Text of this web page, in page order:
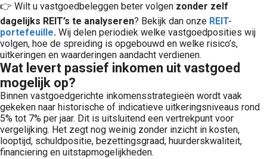
👉 Wilt u vastgoedbeleggen beter volgen zonder zelf
dagelijks REIT’s te analyseren? Bekijk dan onze REIT-
portefeuille. Wij delen periodiek welke vastgoedposities wij
volgen, hoe de spreiding is opgebouwd en welke risico’s,
uitkeringen en waarderingen aandacht verdienen.
Wat levert passief inkomen uit vastgoed
mogelijk op?
Binnen vastgoedgerichte inkomensstrategieën wordt vaak
gekeken naar historische of indicatieve uitkeringsniveaus rond
5% tot 7% per jaar. Dit is uitsluitend een vertrekpunt voor
vergelijking. Het zegt nog weinig zonder inzicht in kosten,
looptijd, schuldpositie, bezettingsgraad, huurderskwaliteit,
financiering en uitstapmogelijkheden.